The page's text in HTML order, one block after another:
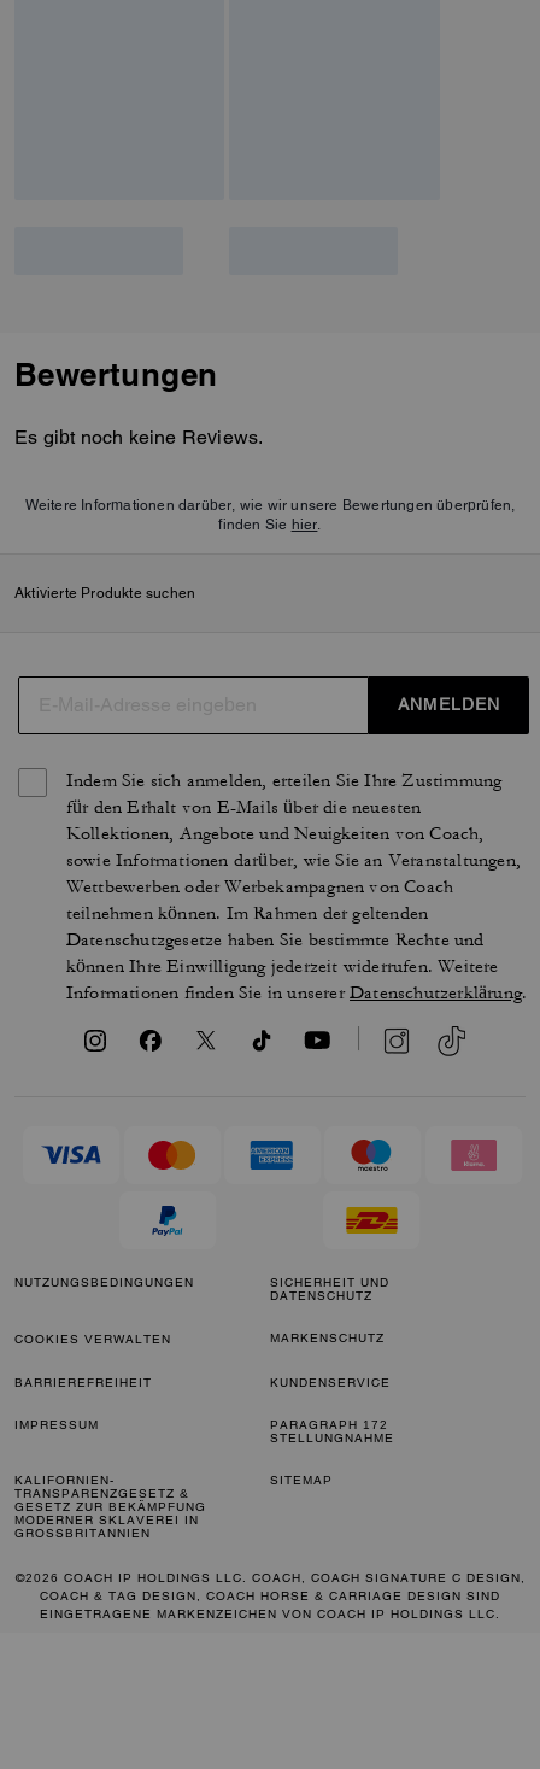
Bewertungen
Es gibt noch keine Reviews.
Weitere Informationen darüber, wie wir unsere Bewertungen überprüfen,
finden Sie hier
Aktivierte Produkte suchen
ANMELDEN
Indem Sie sich anmelden, erteilen Sie Ihre Zustimmung
für den Erhalt von E-Mails über die neuesten
Kollektionen, Angebote und Neuigkeiten von Coach,
sowie Informationen darüber, wie Sie an Veranstaltungen,
Wettbewerben oder Werbekampagnen von Coach
teilnehmen können. Im Rahmen der geltenden
Datenschutzgesetze haben Sie bestimmte Rechte und
können Ihre Einwilligung jederzeit widerrufen. Weitere
Informationen finden Sie in unsererDatenschutzerklärung.
NUTZUNGSBEDINGUNGEN
SICHERHEIT UND
DATENSCHUTZ
COOKIES VERWALTEN MARKENSCHUTZ
BARRIEREFREIHEIT KUNDENSERVICE
IMPRESSUM
PARAGRAPH 172
STELLUNGNAHME
KALIFORNIEN-
TRANSPARENZGESETZ &
GESETZ ZUR BEKÄMPFUNG
MODERNER SKLAVEREI IN
GROSSBRITANNIEN
SITEMAP
©2026 COACH IP HOLDINGS LLC. COACH, COACH SIGNATURE C DESIGN,
COACH & TAG DESIGN, COACH HORSE & CARRIAGE DESIGN SIND
EINGETRAGENE MARKENZEICHEN VON COACH IP HOLDINGS LLC.